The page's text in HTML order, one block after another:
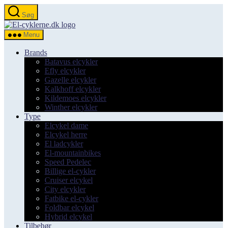
Spring
til
indholdet
Søg
el-
Menu
Brands
Batavus elcykler
Efly elcykler
Gazelle elcykler
Kalkhoff elcykler
Kildemoes elcykler
Winther elcykler
Type
Elcykel dame
Elcykel herre
El ladcykler
El-mountainbikes
Speed Pedelec
Billige el-cykler
Cruiser elcykel
City elcykler
Fatbike el-cykler
Foldbar elcykel
Hybrid elcykel
Tilbehør